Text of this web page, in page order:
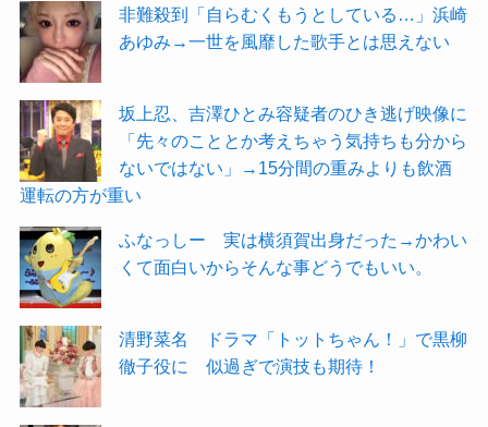
非難殺到「自らむくもうとしている…」浜崎
あゆみ→一世を風靡した歌手とは思えない
坂上忍、吉澤ひとみ容疑者のひき逃げ映像に
「先々のこととか考えちゃう気持ちも分から
ないではない」→15分間の重みよりも飲酒
運転の方が重い
ふなっしー 実は横須賀出身だった→かわい
くて面白いからそんな事どうでもいい。
清野菜名 ドラマ「トットちゃん！」で黒柳
徹子役に 似過ぎで演技も期待！